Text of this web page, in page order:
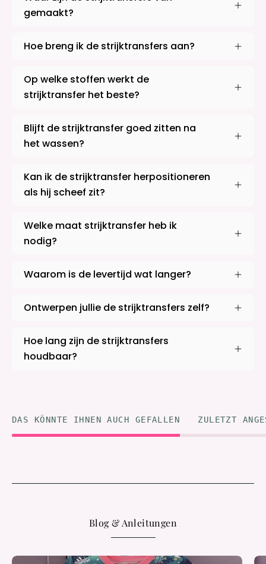
gemaakt?
Hoe breng ik de strijktransfers aan?
Op welke stoffen werkt de
strijktransfer het beste?
Blijft de strijktransfer goed zitten na
het wassen?
Kan ik de strijktransfer herpositioneren
als hij scheef zit?
Welke maat strijktransfer heb ik
nodig?
Waarom is de levertijd wat langer?
Ontwerpen jullie de strijktransfers zelf?
Hoe lang zijn de strijktransfers
houdbaar?
DAS KÖNNTE IHNEN AUCH GEFALLEN ZULETZT
Blog & Anleitungen